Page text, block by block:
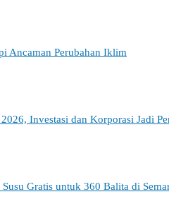
Ancaman Perubahan Iklim
Investasi dan Korporasi Jadi
Gratis untuk 360 Balita di